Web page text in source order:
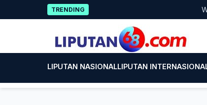
to
TRENDING Wujud
LIPUTAN NASIONALLIPUTAN